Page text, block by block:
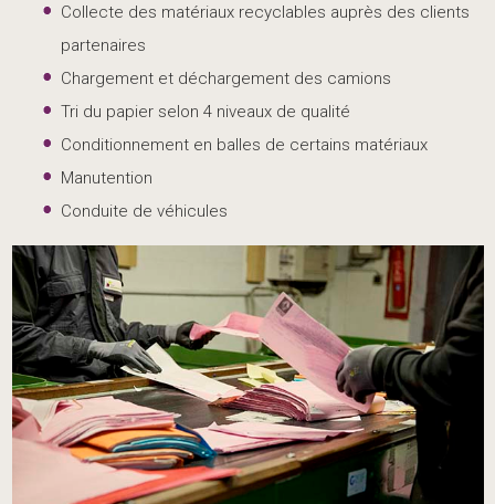
Collecte des matériaux recyclables auprès des clients
partenaires
Chargement et déchargement des camions
Tri du papier selon 4 niveaux de qualité
Conditionnement en balles de certains matériaux
Manutention
Conduite de véhicules